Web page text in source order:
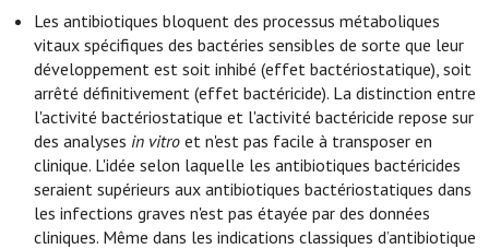
Les antibiotiques bloquent des processus métaboliques
vitaux spécifiques des bactéries sensibles de sorte que leur
développement est soit inhibé (effet bactériostatique), soit
arrêté définitivement (effet bactéricide). La distinction entre
l'activité bactériostatique et l'activité bactéricide repose sur
des analyses in vitro et n'est pas facile à transposer en
clinique. L'idée selon laquelle les antibiotiques bactéricides
seraient supérieurs aux antibiotiques bactériostatiques dans
les infections graves n'est pas étayée par des données
cliniques. Même dans les indications classiques d’antibiotique